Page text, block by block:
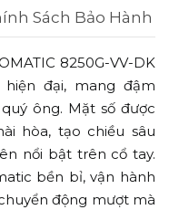
Sách Bảo Hành
8250G-VV-DK
đại, mang đậm
ông. Mặt số được
hòa, tạo chiều sâu
nổi bật trên cổ tay.
bền bỉ, vận hành
động mượt mà